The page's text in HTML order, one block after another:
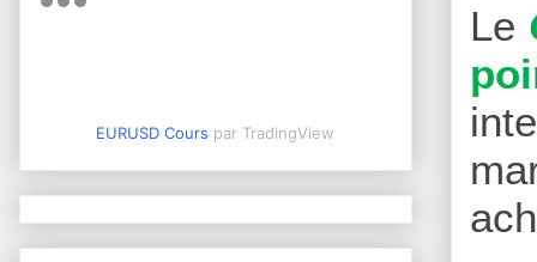
Le
EURUSD Cours par TradingView